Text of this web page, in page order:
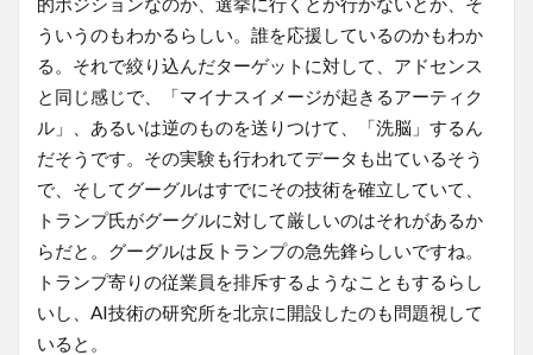
ういうのもわかるらしい。誰を応援しているのかもわか
る。それで絞り込んだターゲットに対して、アドセンス
と同じ感じで、「マイナスイメージが起きるアーティク
ル」、あるいは逆のものを送りつけて、「洗脳」するん
だそうです。その実験も行われてデータも出ているそう
で、そしてグーグルはすでにその技術を確立していて、
トランプ氏がグーグルに対して厳しいのはそれがあるか
らだと。グーグルは反トランプの急先鋒らしいですね。
トランプ寄りの従業員を排斥するようなこともするらし
いし、AI技術の研究所を北京に開設したのも問題視して
いると。